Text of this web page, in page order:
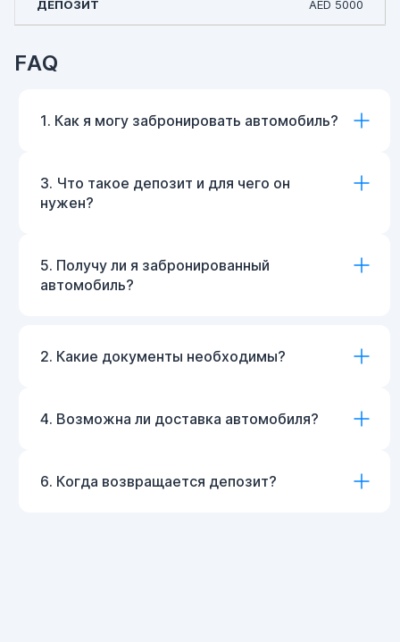
AED 5000
FAQ
1. Как я могу забронировать автомобиль?
3. Что такое депозит и для чего он
нужен?
5. Получу ли я забронированный
автомобиль?
2. Какие документы необходимы?
4. Возможна ли доставка автомобиля?
6. Когда возвращается депозит?